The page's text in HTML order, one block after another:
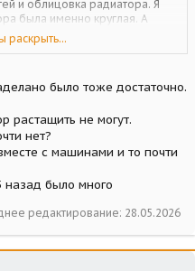
и облицовка радиатора. Я
была именно круглая. А
водителем в летном
в 54-56 годах. С его
довоенных "Эмки" (по кузову),
как правило, уже
кулаки... Причём диаметр
на больший и
расползается... С 11-ой всё
раскрыть...
было тоже достаточно.
растащить не могут.
нет?
с машинами и то почти
было много
редактирование: 28.05.2026